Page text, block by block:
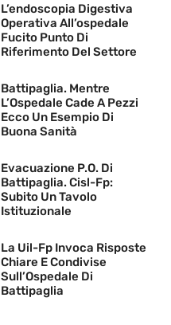
L’endoscopia Digestiva
Operativa All’ospedale
Fucito Punto Di
Riferimento Del Settore
Battipaglia. Mentre
L’Ospedale Cade A Pezzi
Ecco Un Esempio Di
Buona Sanità
Evacuazione P.O. Di
Battipaglia. Cisl-Fp:
Subito Un Tavolo
Istituzionale
La Uil-Fp Invoca Risposte
Chiare E Condivise
Sull’Ospedale Di
Battipaglia